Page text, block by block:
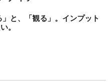
と、「観る」。インプット
。